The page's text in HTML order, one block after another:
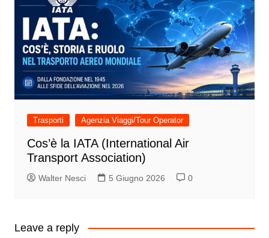
Trasporti Agenzia Viaggi/Tour Operator
Cos’è la IATA (International Air
Transport Association)
Walter Nesci 5 Giugno 2026 0
Leave a reply